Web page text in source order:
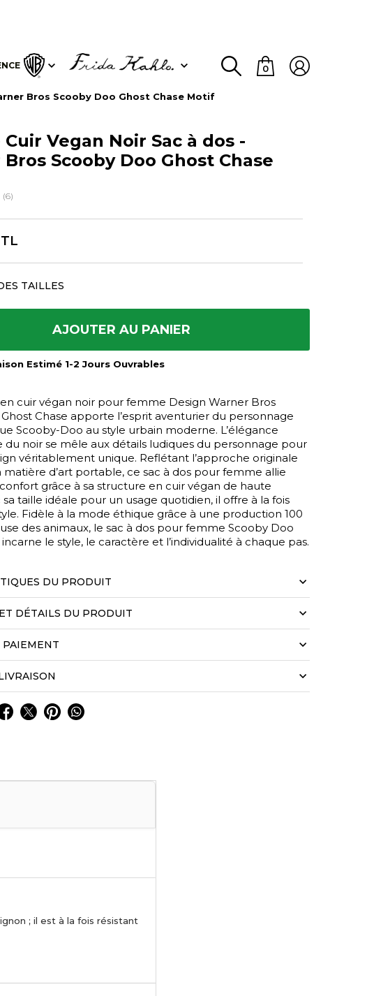
0
Bros Scooby Doo Ghost Chase Motif
Vegan Noir Sac à dos -
Scooby Doo Ghost Chase
(6)
TAILLES
AJOUTER AU PANIER
Estimé 1-2 Jours Ouvrables
en cuir végan noir pour femme Design Warner Bros
Chase apporte l’esprit aventurier du personnage
Scooby-Doo au style urbain moderne. L’élégance
noir se mêle aux détails ludiques du personnage pour
véritablement unique. Reflétant l’approche originale
matière d’art portable, ce sac à dos pour femme allie
grâce à sa structure en cuir végan de haute
sa taille idéale pour un usage quotidien, il offre à la fois
Fidèle à la mode éthique grâce à une production 100
des animaux, le sac à dos pour femme Scooby Doo
le style, le caractère et l’individualité à chaque pas.
DU PRODUIT
DÉTAILS DU PRODUIT
; il est à la fois résistant